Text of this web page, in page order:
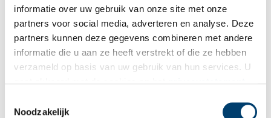
informatie over uw gebruik van onze site met onze
partners voor social media, adverteren en analyse. Deze
partners kunnen deze gegevens combineren met andere
informatie die u aan ze heeft verstrekt of die ze hebben
verzameld op basis van uw gebruik van hun services. U
Noodzakelijk